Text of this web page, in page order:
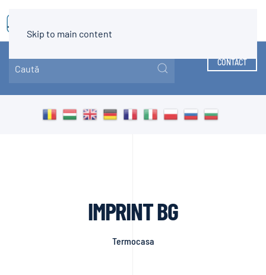
Skip to main content
CONTACT
IMPRINT BG
Termocasa